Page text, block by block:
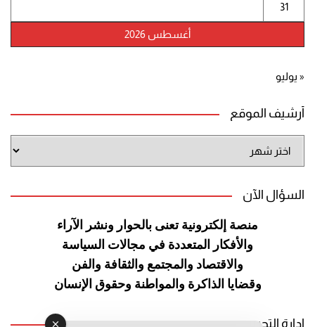
أغسطس 2026
31
« يوليو
أرشيف الموقع
الموقع
السؤال الآن
منصة إلكترونية تعنى بالحوار ونشر الآراء
والأفكار المتعددة في مجالات السياسة
والاقتصاد والمجتمع والثقافة والفن
وقضايا الذاكرة والمواطنة وحقوق الإنسان
إدارة التحرير